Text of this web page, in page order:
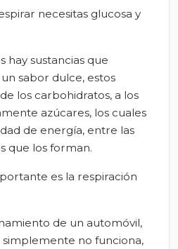
necesitas glucosa y
hay sustancias que
sabor dulce, estos
los carbohidratos, a los
azúcares, los cuales
de energía, entre las
que los forman.
es la respiración
de un automóvil,
simplemente no funciona,